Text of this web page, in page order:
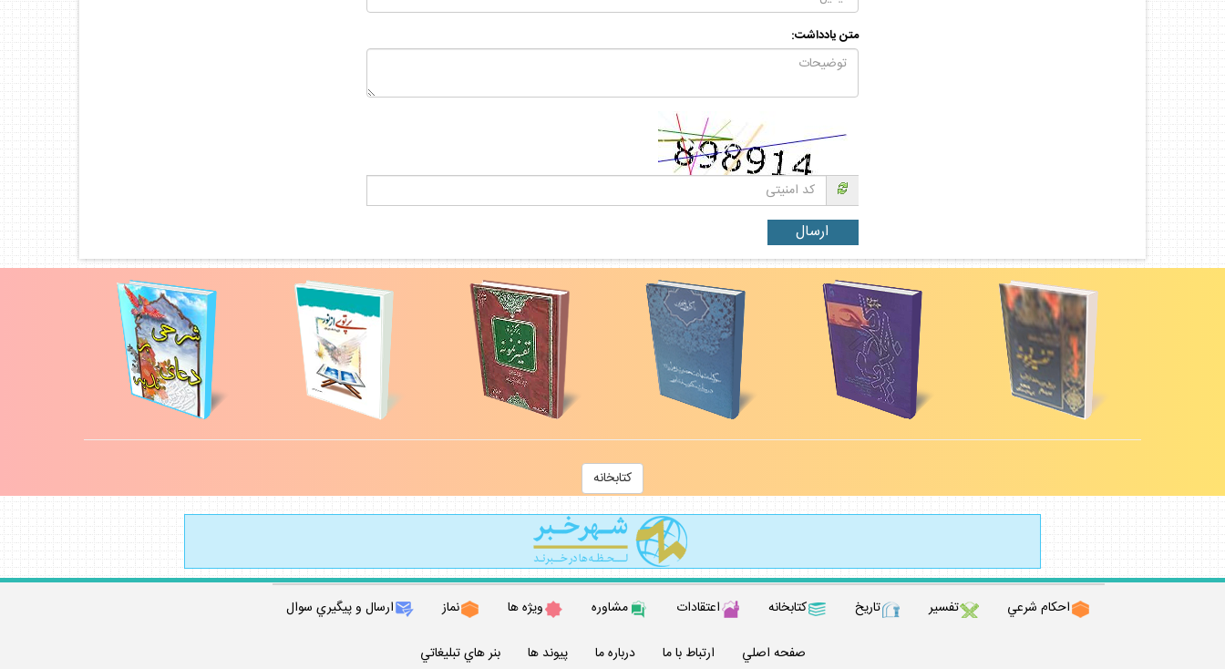
متن يادداشت:
كتابخانه
احكام شرعي تفسير تاريخ كتابخانه اعتقادات مشاوره ويژه ها نماز ارسال و پيگيري سوال
صفحه اصلي ارتباط با ما درباره ما پيوند ها بنر هاي تبليغاتي